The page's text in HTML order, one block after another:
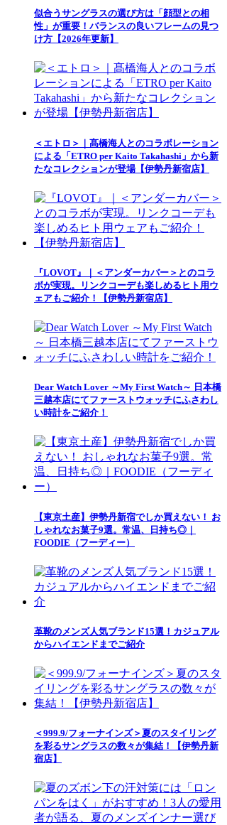
似合うサングラスの選び方は「顔型との相
性」が重要！バランスの良いフレームの見つ
け方【2026年更新】
＜エトロ＞｜髙橋海人とのコラボレーション
による「ETRO per Kaito Takahashi」から新
たなコレクションが登場【伊勢丹新宿店】
『LOVOT』｜＜アンダーカバー＞とのコラ
ボが実現。リンクコーデも楽しめるヒト用ウ
ェアもご紹介！【伊勢丹新宿店】
Dear Watch Lover ～My First Watch～ 日本橋
三越本店にてファーストウォッチにふさわし
い時計をご紹介！
【東京土産】伊勢丹新宿でしか買えない！ お
しゃれなお菓子9選。常温、日持ち◎｜
FOODIE（フーディー）
革靴のメンズ人気ブランド15選！カジュアル
からハイエンドまでご紹介
＜999.9/フォーナインズ＞夏のスタイリング
を彩るサングラスの数々が集結！【伊勢丹新
宿店】